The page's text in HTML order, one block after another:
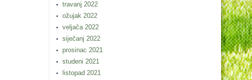
travanj 2022
ožujak 2022
veljača 2022
siječanj 2022
prosinac 2021
studeni 2021
listopad 2021